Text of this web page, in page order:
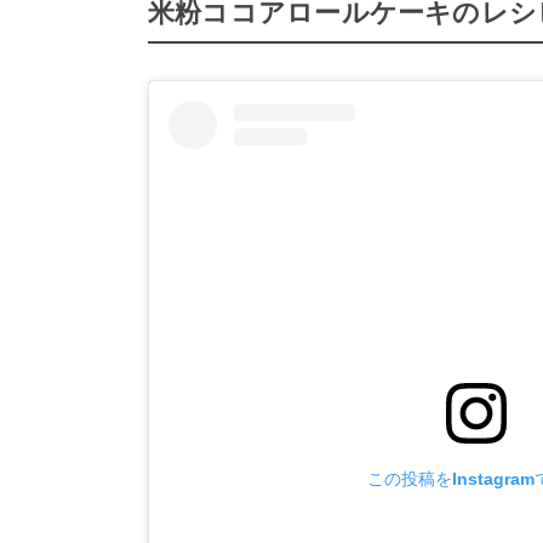
米粉ココアロールケーキのレシ
この投稿をInstagram